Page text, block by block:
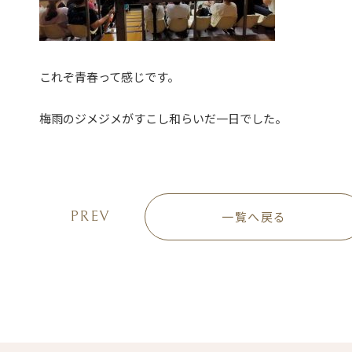
これぞ青春って感じです。
梅雨のジメジメがすこし和らいだ一日でした。
PREV 一覧へ戻る